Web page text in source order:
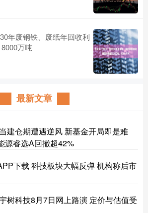
年废钢铁、废纸年回收利
万吨
最新文章
建仓期遭遇逆风 新基金开局即是难
源睿选A回撤超42%
下载 科技板块大幅反弹 机构称后市
树科技8月7日网上路演 定价与估值受